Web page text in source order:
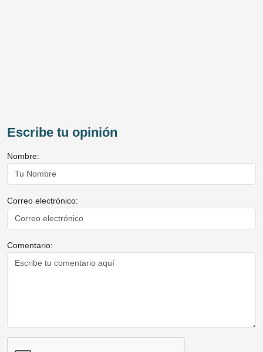
Escribe tu opinión
Nombre:
Correo electrónico:
Comentario: